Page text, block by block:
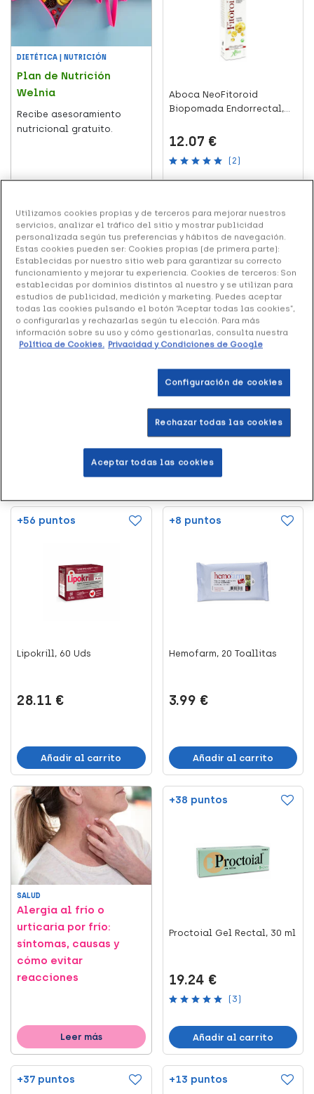
DIETÉTICA | NUTRICIÓN
Plan de Nutrición
Welnia
Recibe asesoramiento
nutricional gratuito.
Aboca NeoFitoroid
Biopomada Endorrectal,
12.07 €
(2)
+15 puntos
Añadir al carrito
SALUD
Niveles de polen y
alergia: lo que te
espera esta primavera
Leer más
+56 puntos
Lipokrill, 60 Uds
28.11 €
Añadir al carrito
+8 puntos
Hemofarm, 20 Toallitas
3.99 €
Añadir al carrito
SALUD
Alergia al frío o
urticaria por frío:
síntomas, causas y
cómo evitar
reacciones
Leer más
+38 puntos
Proctoial Gel Rectal, 30 ml
19.24 €
(3)
Añadir al carrito
+37 puntos +13 puntos
Utilizamos cookies propias y de terceros para mejorar nuestros
servicios, analizar el tráfico del sitio y mostrar publicidad
personalizada según tus preferencias y hábitos de navegación.
Estas cookies pueden ser: Cookies propias (de primera parte):
Establecidas por nuestro sitio web para garantizar su correcto
funcionamiento y mejorar tu experiencia. Cookies de terceros: Son
establecidas por dominios distintos al nuestro y se utilizan para
estudios de publicidad, medición y marketing. Puedes aceptar
todas las cookies pulsando el botón “Aceptar todas las cookies”,
o configurarlas y rechazarlas según tu elección. Para más
información sobre su uso y cómo gestionarlas, consulta nuestra
Política de Cookies. Privacidad y Condiciones de Google
Configuración de cookies
Rechazar todas las cookies
Aceptar todas las cookies